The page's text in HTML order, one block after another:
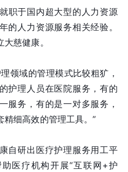
职于国内超大型的人力资源
的人力资源服务相关经验。
慈健康。
领域的管理模式比较粗犷，
护理人员在医院服务，有的
服务，有的是一对多服务，
细高效的管理工具。”
自研出医疗护理服务用工平
医疗机构开展“互联网+护